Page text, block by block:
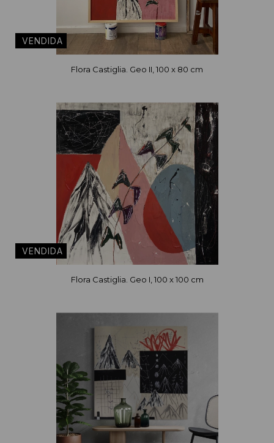
Flora Castiglia. Geo II, 100 x 80 cm
Flora Castiglia. Geo I, 100 x 100 cm